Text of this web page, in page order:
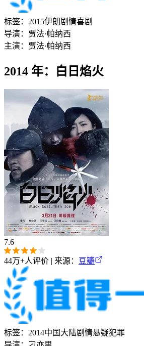
标签： 2015伊朗剧情喜剧
导演： 贾法·帕纳西
主演： 贾法·帕纳西
2014 年：白日焰火
7.6
44万+人评价 | 来源： 豆瓣
标签： 2014中国大陆剧情悬疑犯罪